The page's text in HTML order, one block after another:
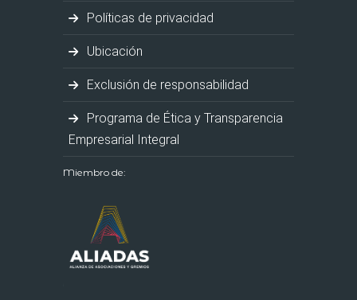
Políticas de privacidad
Ubicación
Exclusión de responsabilidad
Programa de Ética y Transparencia
Empresarial Integral
Miembro de: